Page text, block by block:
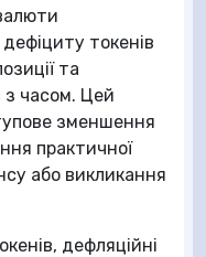
токенів
та
з часом. Цей
зменшення
практичної
або викликання
дефляційні